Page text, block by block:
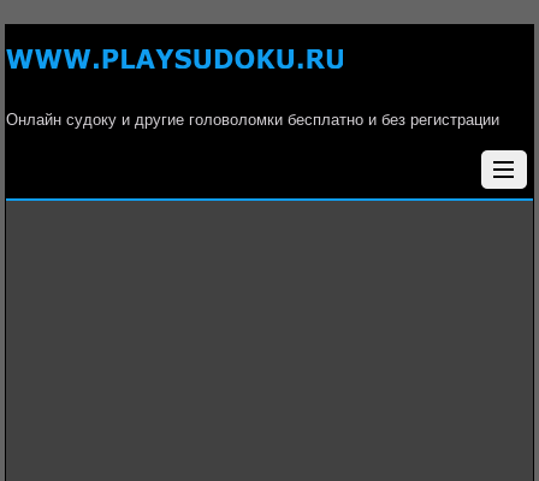
Онлайн судоку и другие головоломки бесплатно и без регистрации